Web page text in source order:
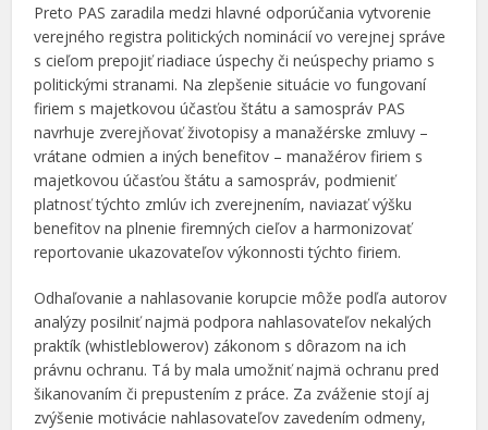
Preto PAS zaradila medzi hlavné odporúčania vytvorenie
verejného registra politických nominácií vo verejnej správe
s cieľom prepojiť riadiace úspechy či neúspechy priamo s
politickými stranami. Na zlepšenie situácie vo fungovaní
firiem s majetkovou účasťou štátu a samospráv PAS
navrhuje zverejňovať životopisy a manažérske zmluvy –
vrátane odmien a iných benefitov – manažérov firiem s
majetkovou účasťou štátu a samospráv, podmieniť
platnosť týchto zmlúv ich zverejnením, naviazať výšku
benefitov na plnenie firemných cieľov a harmonizovať
reportovanie ukazovateľov výkonnosti týchto firiem.
Odhaľovanie a nahlasovanie korupcie môže podľa autorov
analýzy posilniť najmä podpora nahlasovateľov nekalých
praktík (whistleblowerov) zákonom s dôrazom na ich
právnu ochranu. Tá by mala umožniť najmä ochranu pred
šikanovaním či prepustením z práce. Za zváženie stojí aj
zvýšenie motivácie nahlasovateľov zavedením odmeny,